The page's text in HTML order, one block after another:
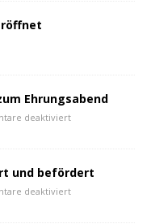
Ehrungsabend
deaktiviert
und befördert
deaktiviert